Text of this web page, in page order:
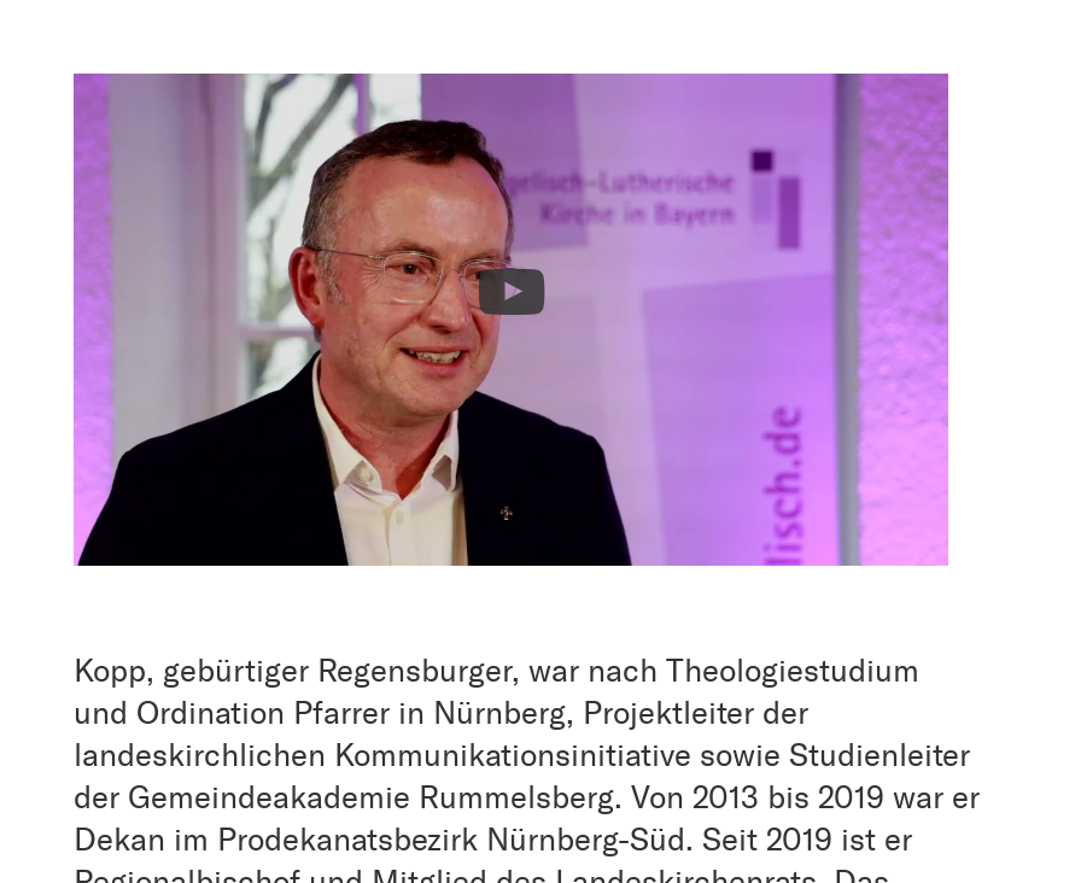
Kopp, gebürtiger Regensburger, war nach Theologiestudium
und Ordination Pfarrer in Nürnberg, Projektleiter der
landeskirchlichen Kommunikationsinitiative sowie Studienleiter
der Gemeindeakademie Rummelsberg. Von 2013 bis 2019 war er
Dekan im Prodekanatsbezirk Nürnberg-Süd. Seit 2019 ist er